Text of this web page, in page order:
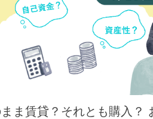
ま賃貸？それとも購入？